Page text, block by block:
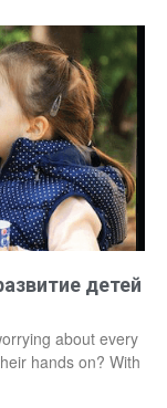
детей
about every
hands on? With